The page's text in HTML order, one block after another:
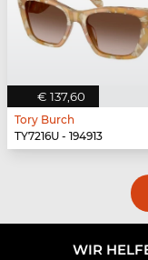
€ 137,60
Tory Burch
TY7216U - 194913
WIR